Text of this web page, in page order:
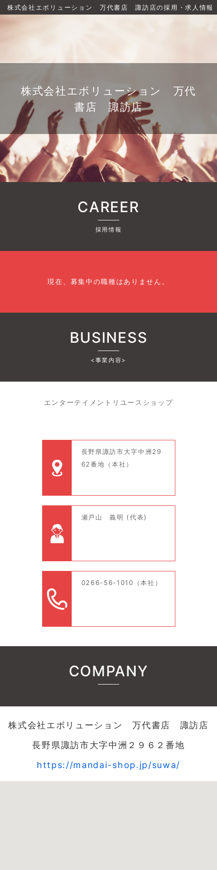
株式会社エボリューション 万代書店 諏訪店の採用・求人情報
株式会社エボリューション 万代
書店 諏訪店
CAREER
採用情報
現在、募集中の職種はありません。
BUSINESS
<事業内容>
エンターテイメントリユースショップ
長野県諏訪市大字中洲29
62番地（本社）
瀬戸山 義明 (代表)
0266-56-1010（本社）
COMPANY
株式会社エボリューション 万代書店 諏訪店
長野県諏訪市大字中洲２９６２番地
https://mandai-shop.jp/suwa/